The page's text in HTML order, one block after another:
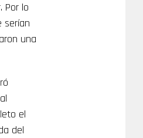
Por lo
serían
una
el
del